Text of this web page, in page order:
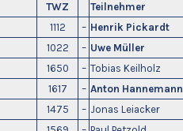
TWZ Teilnehmer
1112 – Henrik Pickardt
1022 – Uwe Müller
1650 – Tobias Keilholz
1617 – Anton Hannemann
1475 – Jonas Leiacker